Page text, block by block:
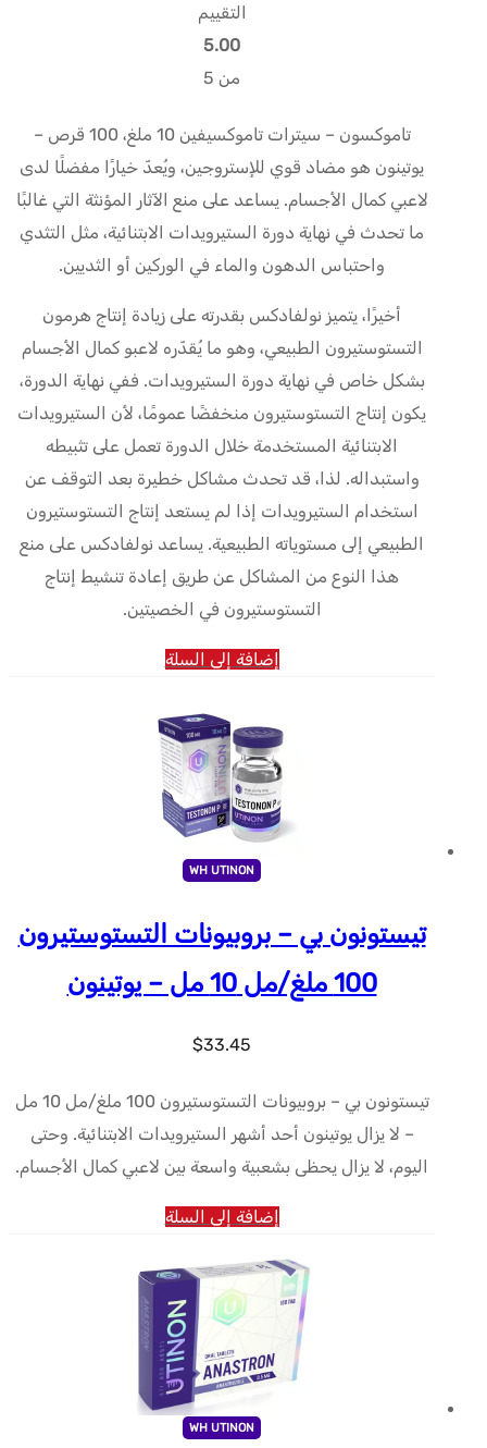
التقييم
5.00
من 5
تاموكسون – سيترات تاموكسيفين 10 ملغ، 100 قرص –
يوتينون هو مضاد قوي للإستروجين، ويُعدّ خيارًا مفضلًا لدى
لاعبي كمال الأجسام. يساعد على منع الآثار المؤنثة التي غالبًا
ما تحدث في نهاية دورة الستيرويدات الابتنائية، مثل التثدي
واحتباس الدهون والماء في الوركين أو الثديين.
أخيرًا، يتميز نولفادكس بقدرته على زيادة إنتاج هرمون
التستوستيرون الطبيعي، وهو ما يُقدّره لاعبو كمال الأجسام
بشكل خاص في نهاية دورة الستيرويدات. ففي نهاية الدورة،
يكون إنتاج التستوستيرون منخفضًا عمومًا، لأن الستيرويدات
الابتنائية المستخدمة خلال الدورة تعمل على تثبيطه
واستبداله. لذا، قد تحدث مشاكل خطيرة بعد التوقف عن
استخدام الستيرويدات إذا لم يستعد إنتاج التستوستيرون
الطبيعي إلى مستوياته الطبيعية. يساعد نولفادكس على منع
هذا النوع من المشاكل عن طريق إعادة تنشيط إنتاج
التستوستيرون في الخصيتين.
إضافة إلى السلة
WH UTINON
تيستونون بي – بروبيونات التستوستيرون
100 ملغ/مل 10 مل – يوتينون
$33.45
تيستونون بي – بروبيونات التستوستيرون 100 ملغ/مل 10 مل
– لا يزال يوتينون أحد أشهر الستيرويدات الابتنائية. وحتى
اليوم، لا يزال يحظى بشعبية واسعة بين لاعبي كمال الأجسام.
إضافة إلى السلة
WH UTINON